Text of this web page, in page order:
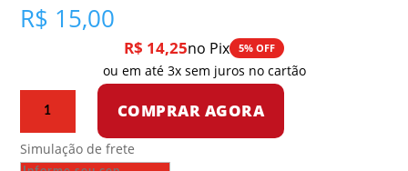
R$ 15,00
R$ 14,25no Pix 5% OFF
ou em até 3x sem juros no cartão
-
COMPRAR AGORA
Simulação de frete